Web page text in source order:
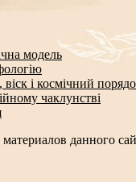
модель
і космічний
чаклунстві
данного